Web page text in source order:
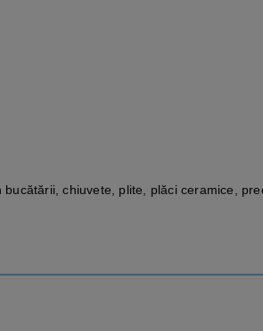
chiuvete, plite, plăci ceramice,